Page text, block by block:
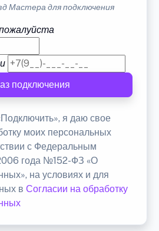
Мастера для подключения
подключения
я даю свое
моих персональных
с Федеральным
года №152-ФЗ «О
на условиях и для
в Согласии на обработку